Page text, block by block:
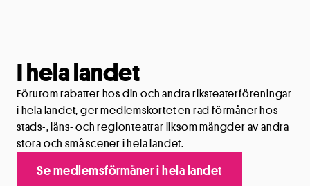
I hela landet
Förutom rabatter hos din och andra riksteaterföreningar
i hela landet, ger medlemskortet en rad förmåner hos
stads-, läns- och regionteatrar liksom mängder av andra
stora och små scener i hela landet.
Se medlemsförmåner i hela landet